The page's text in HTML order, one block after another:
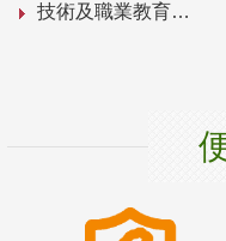
技術及職業教育